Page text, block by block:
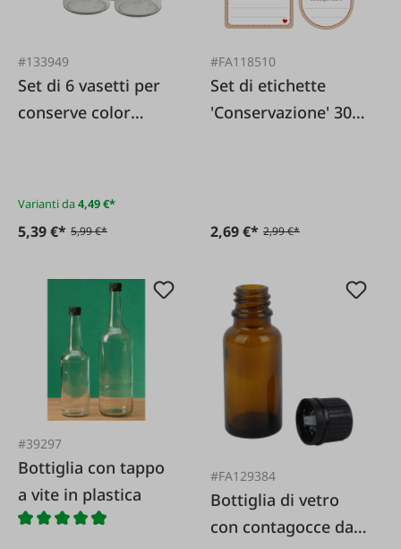
#133949
Set di 6 vasetti per
conserve color
Varianti da4,49 €*
5,39 €* 5,99 €*
#FA118510
Set di etichette
'Conservazione' 30
2,69 €* 2,99 €*
#39297
Bottiglia con tappo
a vite in plastica
#FA129384
Bottiglia di vetro
con contagocce da